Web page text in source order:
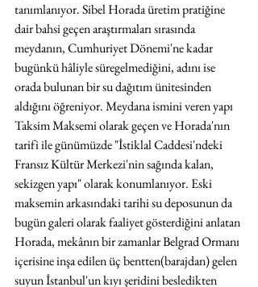
tanımlanıyor. Sibel Horada üretim pratiğine
dair bahsi geçen araştırmaları sırasında
meydanın, Cumhuriyet Dönemi'ne kadar
bugünkü hâliyle süregelmediğini, adını ise
orada bulunan bir su dağıtım ünitesinden
aldığını öğreniyor. Meydana ismini veren yapı
Taksim Maksemi olarak geçen ve Horada'nın
tarifi ile günümüzde "İstiklal Caddesi'ndeki
Fransız Kültür Merkezi'nin sağında kalan,
sekizgen yapı" olarak konumlanıyor. Eski
maksemin arkasındaki tarihi su deposunun da
bugün galeri olarak faaliyet gösterdiğini anlatan
Horada, mekânın bir zamanlar Belgrad Ormanı
içerisine inşa edilen üç bentten(barajdan) gelen
suyun İstanbul'un kıyı şeridini besledikten